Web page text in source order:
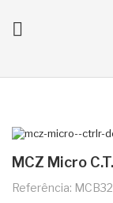

MCZ Micro
Referência: